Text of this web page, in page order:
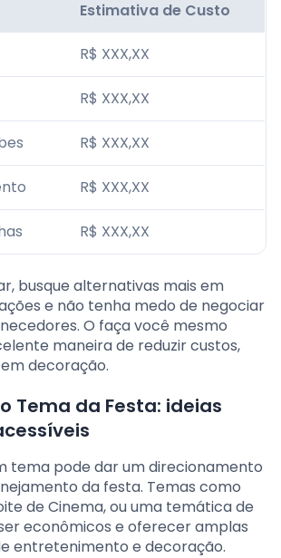
Estimativa de Custo
R$ XXX,XX
R$ XXX,XX
R$ XXX,XX
R$ XXX,XX
R$ XXX,XX
busque alternativas mais em
e não tenha medo de negociar
O faça você mesmo
maneira de reduzir custos,
decoração.
Tema da Festa: ideias
tema pode dar um direcionamento
da festa. Temas como
de Cinema, ou uma temática de
econômicos e oferecer amplas
entretenimento e decoração.